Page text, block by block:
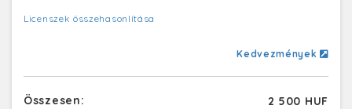
Licenszek összehasonlítása
Kedvezmények
Összesen: 2 500 HUF